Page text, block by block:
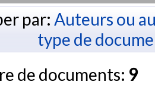
par: Auteurs ou
type de
de documents: 9